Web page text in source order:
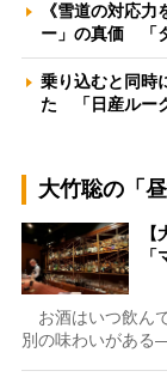
《雪道の対応
ー」の真価 「
乗り込むと同時
た 「日産ルー
大竹聡の「
お酒はいつ飲ん
別の味わいがある